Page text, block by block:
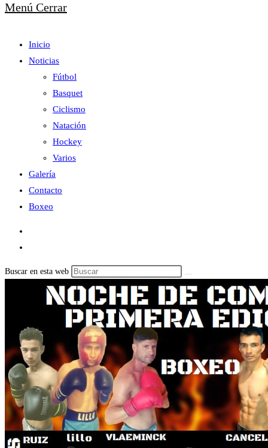
Menú Cerrar
Inicio
Noticias
Fútbol
Basquet
Ciclismo
Natación
Hockey
Varios
Galería
Contacto
Boxeo
Buscar en esta web